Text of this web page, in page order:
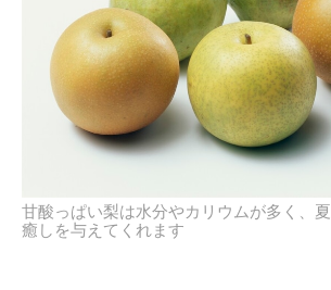
甘酸っぱい梨は水分やカリウムが多く、
癒しを与えてくれます